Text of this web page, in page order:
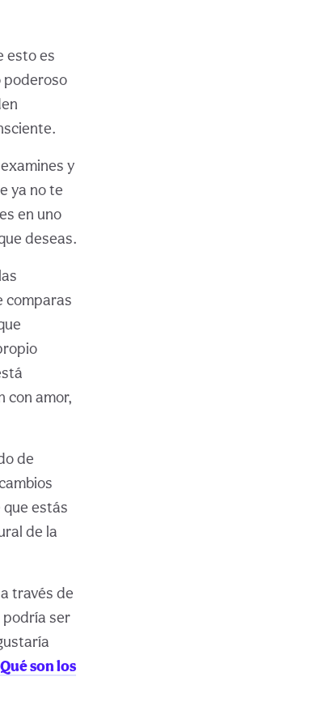
esto es
poderoso
y
ya no te
en uno
deseas.
comparas
con amor,
de
que estás
de la
través de
podría ser
Qué son los